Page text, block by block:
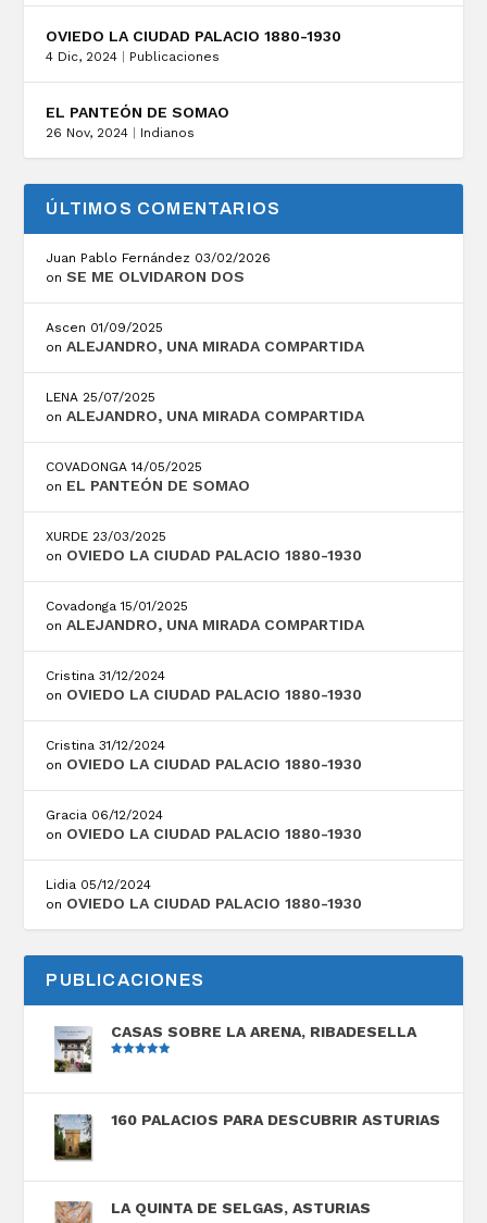
OVIEDO LA CIUDAD PALACIO 1880-1930
4 Dic, 2024 Publicaciones
EL PANTEÓN DE SOMAO
26 Nov, 2024 Indianos
ÚLTIMOS COMENTARIOS
Juan Pablo Fernández 03/02/2026
onSE ME OLVIDARON DOS
Ascen 01/09/2025
onALEJANDRO, UNA MIRADA COMPARTIDA
LENA 25/07/2025
onALEJANDRO, UNA MIRADA COMPARTIDA
COVADONGA 14/05/2025
on EL PANTEÓN DE SOMAO
XURDE 23/03/2025
on OVIEDO LA CIUDAD PALACIO 1880-1930
Covadonga 15/01/2025
onALEJANDRO, UNA MIRADA COMPARTIDA
Cristina 31/12/2024
on OVIEDO LA CIUDAD PALACIO 1880-1930
Cristina 31/12/2024
on OVIEDO LA CIUDAD PALACIO 1880-1930
Gracia 06/12/2024
on OVIEDO LA CIUDAD PALACIO 1880-1930
Lidia 05/12/2024
on OVIEDO LA CIUDAD PALACIO 1880-1930
PUBLICACIONES
CASAS SOBRE LA ARENA, RIBADESELLA
5
160 PALACIOS PARA DESCUBRIR ASTURIAS
LA QUINTA DE SELGAS, ASTURIAS